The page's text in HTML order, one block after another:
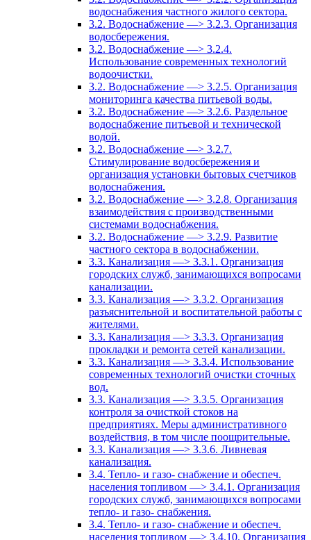
водоснабжения частного жилого сектора.
3.2. Водоснабжение —> 3.2.3. Организация
водосбережения.
3.2. Водоснабжение —> 3.2.4.
Использование современных технологий
водоочистки.
3.2. Водоснабжение —> 3.2.5. Организация
мониторинга качества питьевой воды.
3.2. Водоснабжение —> 3.2.6. Раздельное
водоснабжение питьевой и технической
водой.
3.2. Водоснабжение —> 3.2.7.
Стимулирование водосбережения и
организация установки бытовых счетчиков
водоснабжения.
3.2. Водоснабжение —> 3.2.8. Организация
взаимодействия с производственными
системами водоснабжения.
3.2. Водоснабжение —> 3.2.9. Развитие
частного сектора в водоснабжении.
3.3. Канализация —> 3.3.1. Организация
городских служб, занимающихся вопросами
канализации.
3.3. Канализация —> 3.3.2. Организация
разъяснительной и воспитательной работы с
жителями.
3.3. Канализация —> 3.3.3. Организация
прокладки и ремонта сетей канализации.
3.3. Канализация —> 3.3.4. Использование
современных технологий очистки сточных
вод.
3.3. Канализация —> 3.3.5. Организация
контроля за очисткой стоков на
предприятиях. Меры административного
воздействия, в том числе поощрительные.
3.3. Канализация —> 3.3.6. Ливневая
канализация.
3.4. Тепло- и газо- снабжение и обеспеч.
населения топливом —> 3.4.1. Организация
городских служб, занимающихся вопросами
тепло- и газо- снабжения.
3.4. Тепло- и газо- снабжение и обеспеч.
населения топливом —> 3.4.10. Организация